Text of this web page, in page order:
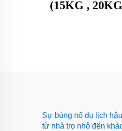
(15KG ,
Sự bùng nổ du lịch
từ nhà trọ nhỏ đến